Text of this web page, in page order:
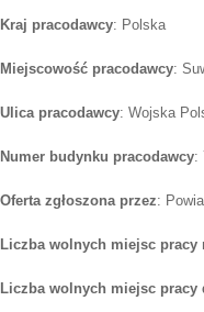
Kraj pracodawcy: Polska
Miejscowość pracodawcy:
Ulica pracodawcy: Wojska
Numer budynku pracodawcy:
Oferta zgłoszona przez:
Liczba wolnych miejsc pracy
Liczba wolnych miejsc pracy